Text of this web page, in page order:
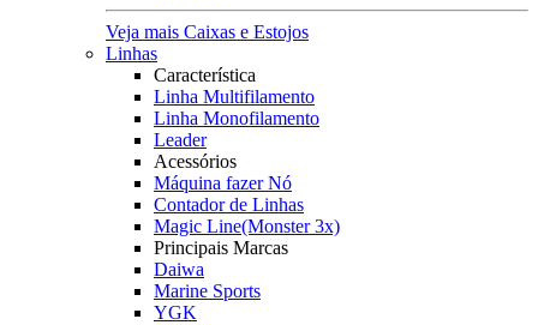
Veja mais Caixas e Estojos
Linhas
Característica
Linha Multifilamento
Linha Monofilamento
Leader
Acessórios
Máquina fazer Nó
Contador de Linhas
Magic Line(Monster 3x)
Principais Marcas
Daiwa
Marine Sports
YGK